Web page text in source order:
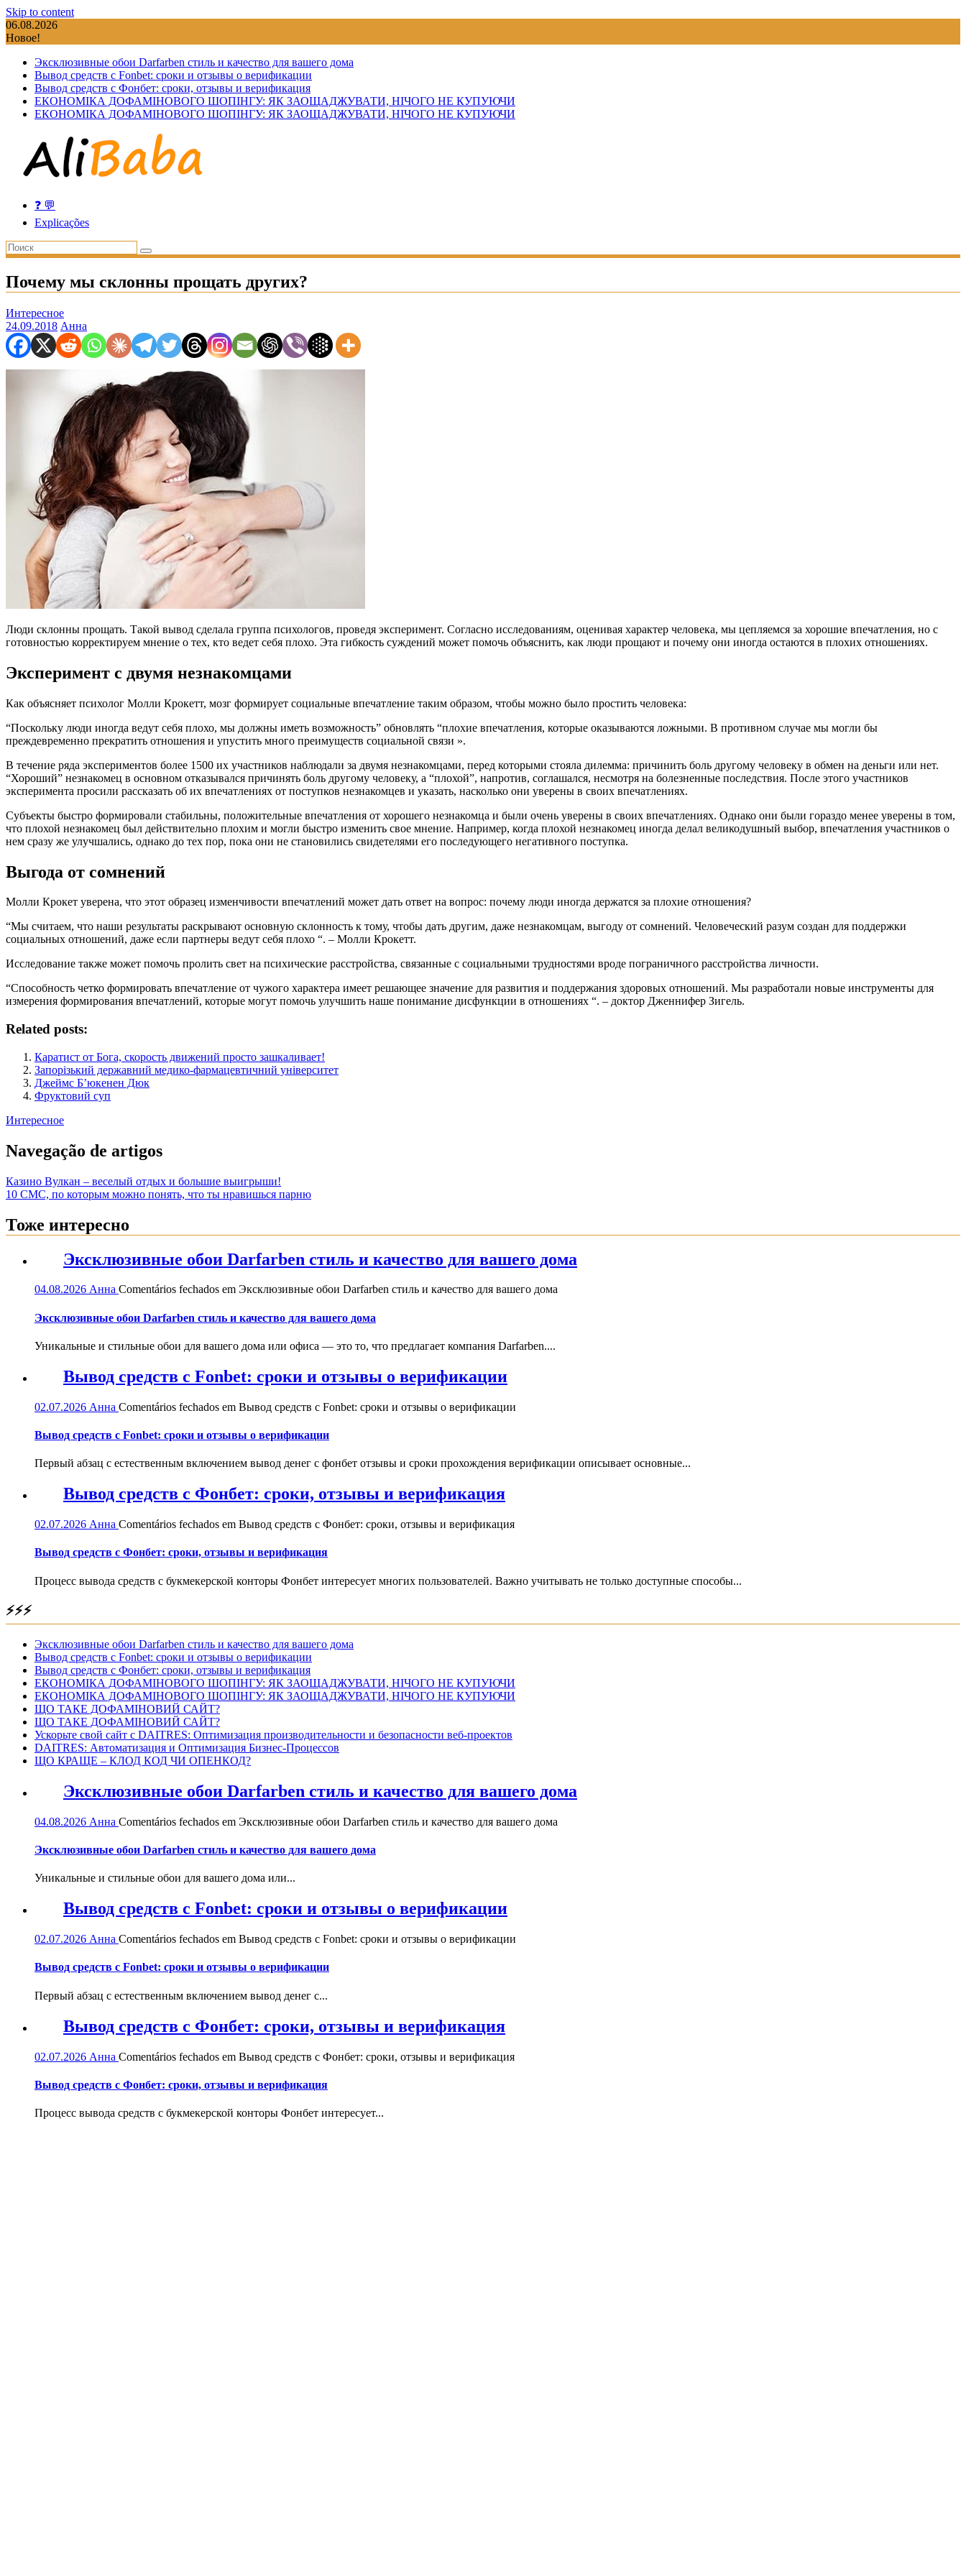
Skip to content
06.08.2026
Новое!
Эксклюзивные обои Darfarben стиль и качество для вашего дома
Вывод средств с Fonbet: сроки и отзывы о верификации
Вывод средств с Фонбет: сроки, отзывы и верификация
ЕКОНОМІКА ДОФАМІНОВОГО ШОПІНГУ: ЯК ЗАОЩАДЖУВАТИ, НІЧОГО НЕ КУПУЮЧИ
ЕКОНОМІКА ДОФАМІНОВОГО ШОПІНГУ: ЯК ЗАОЩАДЖУВАТИ, НІЧОГО НЕ КУПУЮЧИ
❓ 💬
Explicações
Почему мы склонны прощать других?
Интересное
24.09.2018 Анна
Люди склонны прощать. Такой вывод сделала группа психологов, проведя эксперимент. Согласно исследованиям, оценивая характер человека, мы цепляемся за хорошие впечатления, но с
готовностью корректируем мнение о тех, кто ведет себя плохо. Эта гибкость суждений может помочь объяснить, как люди прощают и почему они иногда остаются в плохих отношениях.
Эксперимент с двумя незнакомцами
Как объясняет психолог Молли Крокетт, мозг формирует социальные впечатление таким образом, чтобы можно было простить человека:
“Поскольку люди иногда ведут себя плохо, мы должны иметь возможность” обновлять “плохие впечатления, которые оказываются ложными. В противном случае мы могли бы
преждевременно прекратить отношения и упустить много преимуществ социальной связи ».
В течение ряда экспериментов более 1500 их участников наблюдали за двумя незнакомцами, перед которыми стояла дилемма: причинить боль другому человеку в обмен на деньги или нет.
“Хороший” незнакомец в основном отказывался причинять боль другому человеку, а “плохой”, напротив, соглашался, несмотря на болезненные последствия. После этого участников
эксперимента просили рассказать об их впечатлениях от поступков незнакомцев и указать, насколько они уверены в своих впечатлениях.
Субъекты быстро формировали стабильны, положительные впечатления от хорошего незнакомца и были очень уверены в своих впечатлениях. Однако они были гораздо менее уверены в том,
что плохой незнакомец был действительно плохим и могли быстро изменить свое мнение. Например, когда плохой незнакомец иногда делал великодушный выбор, впечатления участников о
нем сразу же улучшались, однако до тех пор, пока они не становились свидетелями его последующего негативного поступка.
Выгода от сомнений
Молли Крокет уверена, что этот образец изменчивости впечатлений может дать ответ на вопрос: почему люди иногда держатся за плохие отношения?
“Мы считаем, что наши результаты раскрывают основную склонность к тому, чтобы дать другим, даже незнакомцам, выгоду от сомнений. Человеческий разум создан для поддержки
социальных отношений, даже если партнеры ведут себя плохо “. – Молли Крокетт.
Исследование также может помочь пролить свет на психические расстройства, связанные с социальными трудностями вроде пограничного расстройства личности.
“Способность четко формировать впечатление от чужого характера имеет решающее значение для развития и поддержания здоровых отношений. Мы разработали новые инструменты для
измерения формирования впечатлений, которые могут помочь улучшить наше понимание дисфункции в отношениях “. – доктор Дженнифер Зигель.
Related posts:
Каратист от Бога, скорость движений просто зашкаливает!
Запорізький державний медико-фармацевтичний університет
Джеймс Б’юкенен Дюк
Фруктовий суп
Интересное
Navegação de artigos
Казино Вулкан – веселый отдых и большие выигрыши!
10 СМС, по которым можно понять, что ты нравишься парню
Тоже интересно
Эксклюзивные обои Darfarben стиль и качество для вашего дома
04.08.2026 Анна Comentários fechados em Эксклюзивные обои Darfarben стиль и качество для вашего дома
Эксклюзивные обои Darfarben стиль и качество для вашего дома
Уникальные и стильные обои для вашего дома или офиса — это то, что предлагает компания Darfarben....
Вывод средств с Fonbet: сроки и отзывы о верификации
02.07.2026 Анна Comentários fechados em Вывод средств с Fonbet: сроки и отзывы о верификации
Вывод средств с Fonbet: сроки и отзывы о верификации
Первый абзац с естественным включением вывод денег с фонбет отзывы и сроки прохождения верификации описывает основные...
Вывод средств с Фонбет: сроки, отзывы и верификация
02.07.2026 Анна Comentários fechados em Вывод средств с Фонбет: сроки, отзывы и верификация
Вывод средств с Фонбет: сроки, отзывы и верификация
Процесс вывода средств с букмекерской конторы Фонбет интересует многих пользователей. Важно учитывать не только доступные способы...
⚡⚡⚡
Эксклюзивные обои Darfarben стиль и качество для вашего дома
Вывод средств с Fonbet: сроки и отзывы о верификации
Вывод средств с Фонбет: сроки, отзывы и верификация
ЕКОНОМІКА ДОФАМІНОВОГО ШОПІНГУ: ЯК ЗАОЩАДЖУВАТИ, НІЧОГО НЕ КУПУЮЧИ
ЕКОНОМІКА ДОФАМІНОВОГО ШОПІНГУ: ЯК ЗАОЩАДЖУВАТИ, НІЧОГО НЕ КУПУЮЧИ
ЩО ТАКЕ ДОФАМІНОВИЙ САЙТ?
ЩО ТАКЕ ДОФАМІНОВИЙ САЙТ?
Ускорьте свой сайт с DAITRES: Оптимизация производительности и безопасности веб-проектов
DAITRES: Автоматизация и Оптимизация Бизнес-Процессов
ЩО КРАЩЕ – КЛОД КОД ЧИ ОПЕНКОД?
Эксклюзивные обои Darfarben стиль и качество для вашего дома
04.08.2026 Анна Comentários fechados em Эксклюзивные обои Darfarben стиль и качество для вашего дома
Эксклюзивные обои Darfarben стиль и качество для вашего дома
Уникальные и стильные обои для вашего дома или...
Вывод средств с Fonbet: сроки и отзывы о верификации
02.07.2026 Анна Comentários fechados em Вывод средств с Fonbet: сроки и отзывы о верификации
Вывод средств с Fonbet: сроки и отзывы о верификации
Первый абзац с естественным включением вывод денег с...
Вывод средств с Фонбет: сроки, отзывы и верификация
02.07.2026 Анна Comentários fechados em Вывод средств с Фонбет: сроки, отзывы и верификация
Вывод средств с Фонбет: сроки, отзывы и верификация
Процесс вывода средств с букмекерской конторы Фонбет интересует...